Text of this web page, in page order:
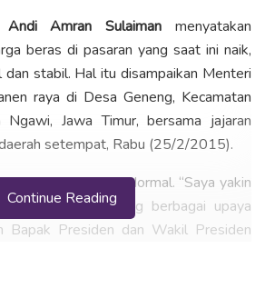
Andi Amran Sulaimanmenyatakan
beras di pasaran yang saat ini naik,
dan stabil. Hal itu disampaikan Menteri
raya di Desa Geneng, Kecamatan
Ngawi, Jawa Timur, bersama jajaran
setempat, Rabu (25/2/2015).
Beras kembali Normal. “Saya yakin
normal seiring berbagai upaya
Bapak Presiden dan Wakil Presiden
Continue Reading